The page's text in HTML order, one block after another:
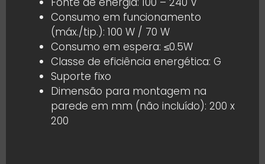
Consumo em funcionamento
(máx./tip.): 100 W / 70 W
Consumo em espera: ≤0.5W
Classe de eficiência energética: G
Suporte fixo
Dimensão para montagem na
parede em mm (não incluído): 200 x
200